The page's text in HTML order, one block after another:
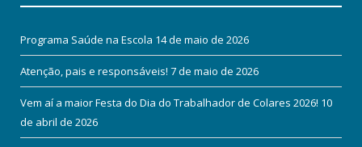
Programa Saúde na Escola 14 de maio de 2026
Atenção, pais e responsáveis! 7 de maio de 2026
Vem aí a maior Festa do Dia do Trabalhador de Colares 2026! 10
de abril de 2026